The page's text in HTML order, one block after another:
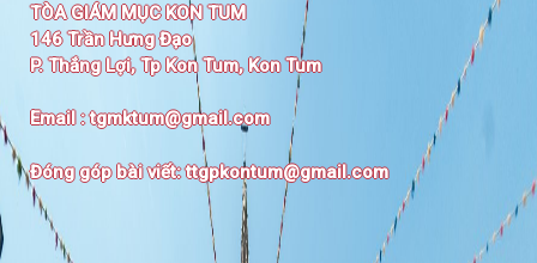
TÒA GIÁM MỤC KON TUM
146 Trần Hưng Đạo
P. Thắng Lợi, Tp Kon Tum, Kon Tum
Email :tgmktum@gmail.com
Đóng góp bài viết:ttgpkontum@gmail.com